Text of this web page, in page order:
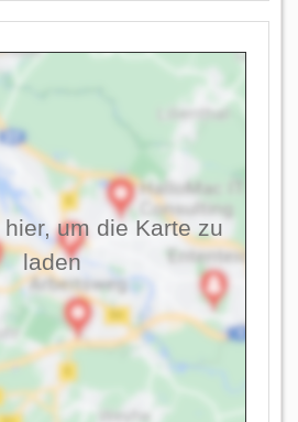
um die Karte zu
laden